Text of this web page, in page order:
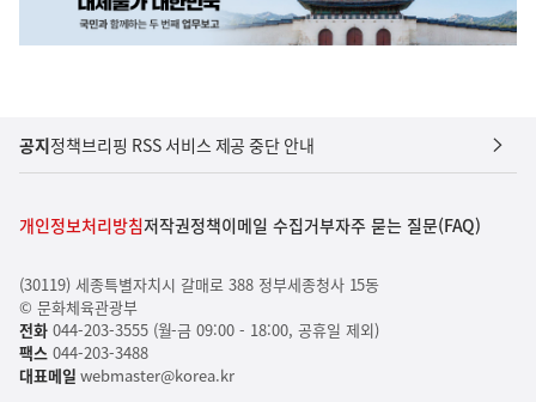
공지정책브리핑 RSS 서비스 제공 중단 안내
개인정보처리방침저작권정책이메일 수집거부자주 묻는 질문(FAQ)
(30119) 세종특별자치시 갈매로 388 정부세종청사 15동
© 문화체육관광부
전화044-203-3555 (월-금 09:00 - 18:00, 공휴일 제외)
팩스044-203-3488
대표메일 webmaster@korea.kr